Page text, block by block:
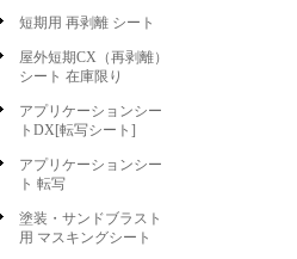
短期用 再剥離 シート
屋外短期CX（再剥離）
シート 在庫限り
アプリケーションシー
トDX[転写シート]
アプリケーションシー
ト 転写
塗装・サンドブラスト
用 マスキングシート